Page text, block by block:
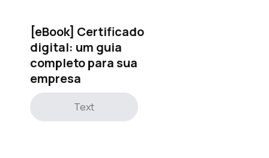
[eBook] Certificado
digital: um guia
completo para sua
empresa
Text